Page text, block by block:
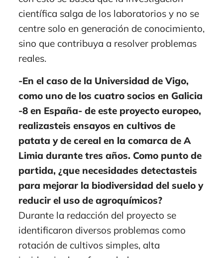
científica salga de los laboratorios y no se
centre solo en generación de conocimiento,
sino que contribuya a resolver problemas
reales.
-En el caso de la Universidad de Vigo,
como uno de los cuatro socios en Galicia
-8 en España- de este proyecto europeo,
realizasteis ensayos en cultivos de
patata y de cereal en la comarca de A
Limia durante tres años. Como punto de
partida, ¿que necesidades detectasteis
para mejorar la biodiversidad del suelo y
reducir el uso de agroquímicos?
Durante la redacción del proyecto se
identificaron diversos problemas como
rotación de cultivos simples, alta